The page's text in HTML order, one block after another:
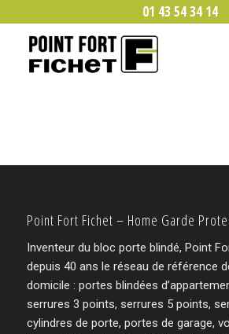
01 43 54 34 14
Point Fort Fichet – Home Garde
Inventeur du bloc porte blindé, Point
depuis 40 ans le réseau de référence
domicile : portes blindées
serrures 3 points, serrures 5 points,
cylindres de porte, portes de garage,